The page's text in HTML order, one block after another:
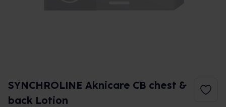
SYNCHROLINE Aknicare CB chest &
back Lotion